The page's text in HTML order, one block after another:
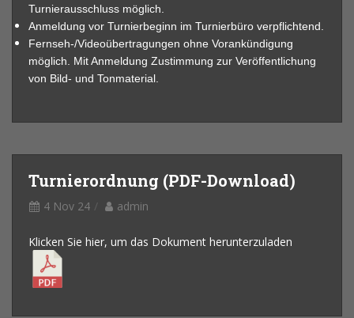
Turnierausschluss möglich.
Anmeldung vor Turnierbeginn im Turnierbüro verpflichtend.
Fernseh-/Videoübertragungen ohne Vorankündigung
möglich. Mit Anmeldung Zustimmung zur Veröffentlichung
von Bild- und Tonmaterial.
Turnierordnung (PDF-Download)
4 Nov 24 admin
Klicken Sie hier, um das Dokument herunterzuladen